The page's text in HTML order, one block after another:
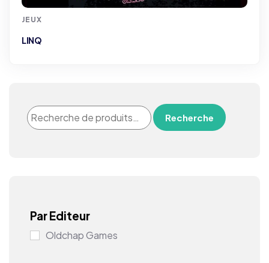
JEUX
LINQ
Recherche
Par Editeur
Oldchap Games